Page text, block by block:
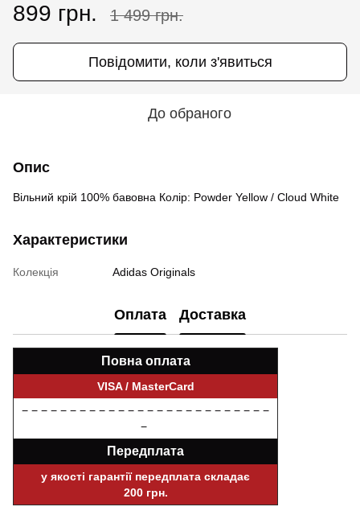
899 грн. 1 499 грн.
Повідомити, коли з'явиться
До обраного
Опис
Вільний крій 100% бавовна Колір: Powder Yellow / Cloud White
Характеристики
Колекція Adidas Originals
Оплата Доставка
Повна оплата
VISA / MasterCard
− − − − − − − − − − − − − − − − − − − − − − − − − −
−
Передплата
у якості гарантії передплата складає
200 грн.